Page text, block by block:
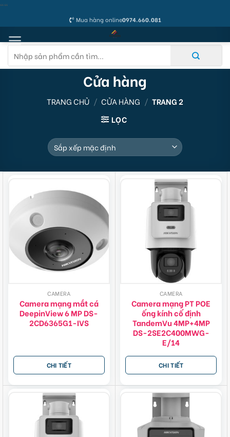
""
content
Mua hàng online0974.660.081
kiếm:
Cửa hàng
TRANG CHỦ / CỬA HÀNG / TRANG 2
LỌC
CAMERA
Camera mạng mắt cá
DeepinView 6 MP DS-
2CD6365G1-IVS
CHI TIẾT
CAMERA
Camera mạng PT POE
ống kính cố định
TandemVu 4MP+4MP
DS-2SE2C400MWG-
E/14
CHI TIẾT